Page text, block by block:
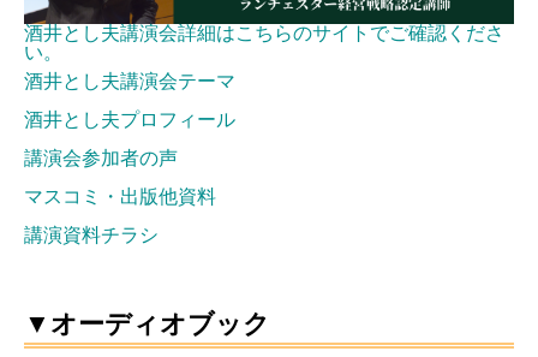
酒井とし夫講演会詳細はこちらのサイトでご確認くださ
い。
酒井とし夫講演会テーマ
酒井とし夫プロフィール
講演会参加者の声
マスコミ・出版他資料
講演資料チラシ
▼オーディオブック